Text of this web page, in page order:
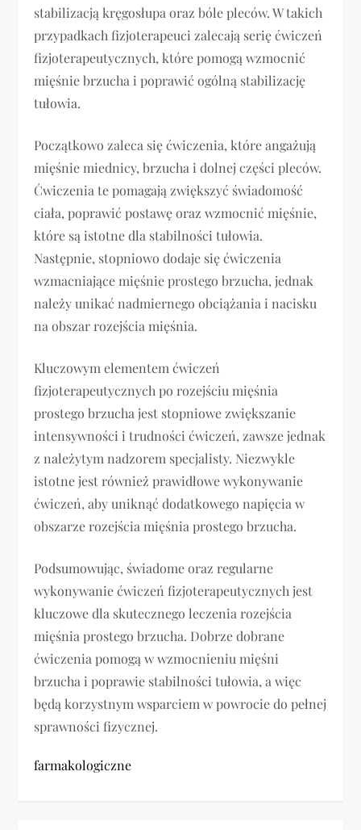
stabilizacją kręgosłupa oraz bóle pleców. W takich
przypadkach fizjoterapeuci zalecają serię ćwiczeń
fizjoterapeutycznych, które pomogą wzmocnić
mięśnie brzucha i poprawić ogólną stabilizację
tułowia.
Początkowo zaleca się ćwiczenia, które angażują
mięśnie miednicy, brzucha i dolnej części pleców.
Ćwiczenia te pomagają zwiększyć świadomość
ciała, poprawić postawę oraz wzmocnić mięśnie,
które są istotne dla stabilności tułowia.
Następnie, stopniowo dodaje się ćwiczenia
wzmacniające mięśnie prostego brzucha, jednak
należy unikać nadmiernego obciążania i nacisku
na obszar rozejścia mięśnia.
Kluczowym elementem ćwiczeń
fizjoterapeutycznych po rozejściu mięśnia
prostego brzucha jest stopniowe zwiększanie
intensywności i trudności ćwiczeń, zawsze jednak
z należytym nadzorem specjalisty. Niezwykle
istotne jest również prawidłowe wykonywanie
ćwiczeń, aby uniknąć dodatkowego napięcia w
obszarze rozejścia mięśnia prostego brzucha.
Podsumowując, świadome oraz regularne
wykonywanie ćwiczeń fizjoterapeutycznych jest
kluczowe dla skutecznego leczenia rozejścia
mięśnia prostego brzucha. Dobrze dobrane
ćwiczenia pomogą w wzmocnieniu mięśni
brzucha i poprawie stabilności tułowia, a więc
będą korzystnym wsparciem w powrocie do pełnej
sprawności fizycznej.
farmakologiczne